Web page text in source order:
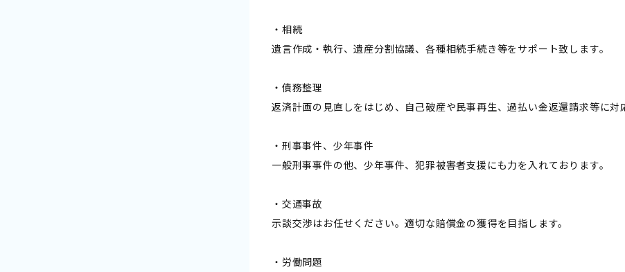
・相続
遺言作成・執行、遺産分割協議、各種相続手続き等をサポート致します。
・債務整理
返済計画の見直しをはじめ、自己破産や民事再生、過払い金返還請求等に対
・刑事事件、少年事件
一般刑事事件の他、少年事件、犯罪被害者支援にも力を入れております。
・交通事故
示談交渉はお任せください。適切な賠償金の獲得を目指します。
・労働問題